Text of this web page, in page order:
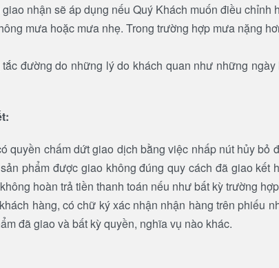
nhận sẽ áp dụng nếu Quý Khách muốn điều chỉnh
mưa hoặc mưa nhẹ. Trong trường hợp mưa nặng
đường do những lý do khách quan như những
quyền chấm dứt giao dịch bằng việc nhấp nút hủy
phẩm được giao không đúng quy cách đã giao
hoàn trả tiền thanh toán nếu như bất kỳ trường
hàng, có chữ ký xác nhận nhận hàng trên phiếu
đã giao và bất kỳ quyền, nghĩa vụ nào khác.